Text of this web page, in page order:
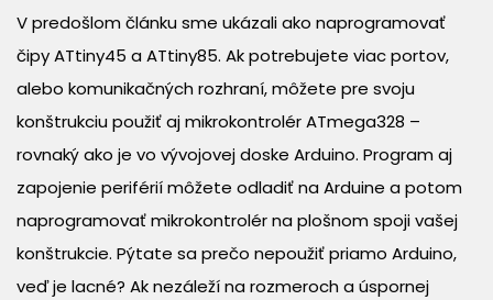
V predošlom článku sme ukázali ako naprogramovať
čipy ATtiny45 a ATtiny85. Ak potrebujete viac portov,
alebo komunikačných rozhraní, môžete pre svoju
konštrukciu použiť aj mikrokontrolér ATmega328 –
rovnaký ako je vo vývojovej doske Arduino. Program aj
zapojenie periférií môžete odladiť na Arduine a potom
naprogramovať mikrokontrolér na plošnom spoji vašej
konštrukcie. Pýtate sa prečo nepoužiť priamo Arduino,
veď je lacné? Ak nezáleží na rozmeroch a úspornej